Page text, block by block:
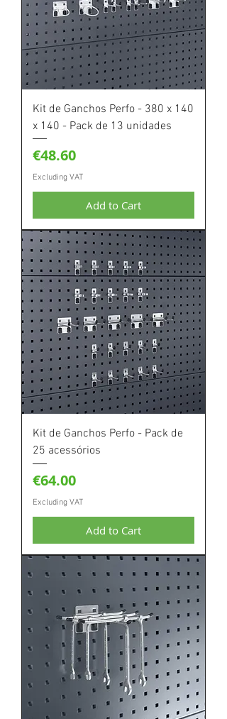
Kit de Ganchos Perfo - 380 x 140
x 140 - Pack de 13 unidades
Price
€48.60
Excluding VAT
Add to Cart
Kit de Ganchos Perfo - Pack de
25 acessórios
Price
€64.00
Excluding VAT
Add to Cart